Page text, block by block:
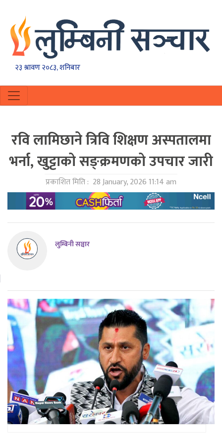
२३ श्रावण २०८३, शनिबार
रवि लामिछाने त्रिवि शिक्षण अस्पतालमा
भर्ना, खुट्टाको सङ्क्रमणको उपचार जारी
प्रकाशित मिति : 28 January, 2026 11:14 am
लुम्बिनी सञ्चार